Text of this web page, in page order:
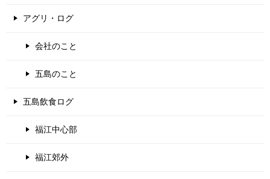
アグリ・ログ
会社のこと
五島のこと
五島飲食ログ
福江中心部
福江郊外